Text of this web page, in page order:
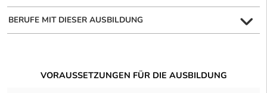
BERUFE MIT DIESER AUSBILDUNG
VORAUSSETZUNGEN FÜR DIE AUSBILDUNG